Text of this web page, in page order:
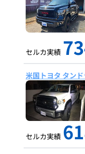
セルカ実績
米国トヨタ タンド
セルカ実績